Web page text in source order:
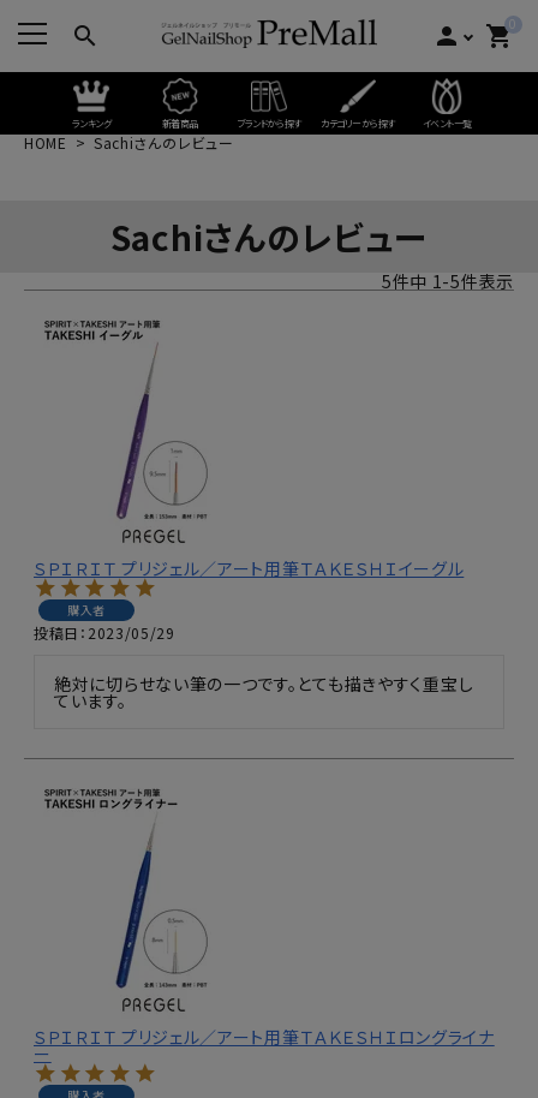
search person 0
shopping_cart
ランキング 新着商品 ブランドから探す カテゴリーから探す イベント一覧
HOME Sachiさんのレビュー
Sachiさんのレビュー
5件中 1-5件表示
ＳＰＩＲＩＴ プリジェル／アート用筆ＴＡＫＥＳＨＩイーグル
購入者
投稿日 2023/05/29
絶対に切らせない筆の一つです。とても描きやすく重宝し
ています。
ＳＰＩＲＩＴ プリジェル／アート用筆ＴＡＫＥＳＨＩロングライナ
ー